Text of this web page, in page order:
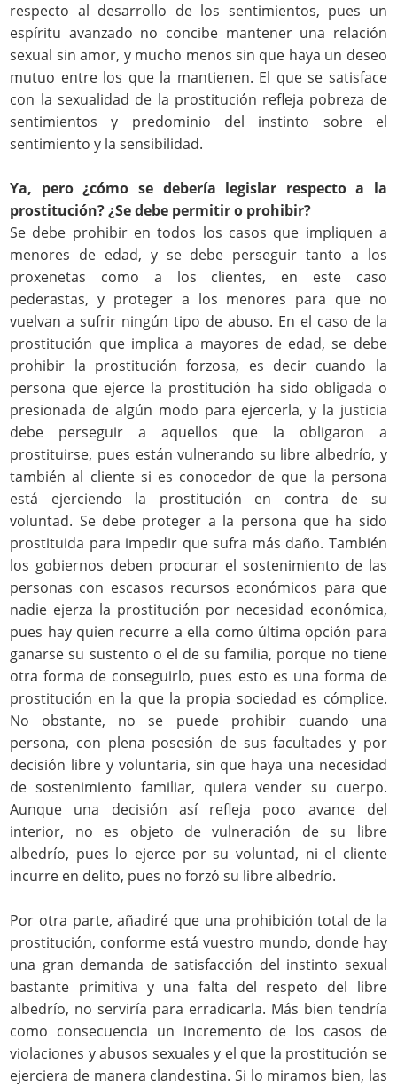
respecto al desarrollo de los sentimientos, pues un
espíritu avanzado no concibe mantener una relación
sexual sin amor, y mucho menos sin que haya un deseo
mutuo entre los que la mantienen. El que se satisface
con la sexualidad de la prostitución refleja pobreza de
sentimientos y predominio del instinto sobre el
sentimiento y la sensibilidad.
Ya, pero ¿cómo se debería legislar respecto a la
prostitución? ¿Se debe permitir o prohibir?
Se debe prohibir en todos los casos que impliquen a
menores de edad, y se debe perseguir tanto a los
proxenetas como a los clientes, en este caso
pederastas, y proteger a los menores para que no
vuelvan a sufrir ningún tipo de abuso. En el caso de la
prostitución que implica a mayores de edad, se debe
prohibir la prostitución forzosa, es decir cuando la
persona que ejerce la prostitución ha sido obligada o
presionada de algún modo para ejercerla, y la justicia
debe perseguir a aquellos que la obligaron a
prostituirse, pues están vulnerando su libre albedrío, y
también al cliente si es conocedor de que la persona
está ejerciendo la prostitución en contra de su
voluntad. Se debe proteger a la persona que ha sido
prostituida para impedir que sufra más daño. También
los gobiernos deben procurar el sostenimiento de las
personas con escasos recursos económicos para que
nadie ejerza la prostitución por necesidad económica,
pues hay quien recurre a ella como última opción para
ganarse su sustento o el de su familia, porque no tiene
otra forma de conseguirlo, pues esto es una forma de
prostitución en la que la propia sociedad es cómplice.
No obstante, no se puede prohibir cuando una
persona, con plena posesión de sus facultades y por
decisión libre y voluntaria, sin que haya una necesidad
de sostenimiento familiar, quiera vender su cuerpo.
Aunque una decisión así refleja poco avance del
interior, no es objeto de vulneración de su libre
albedrío, pues lo ejerce por su voluntad, ni el cliente
incurre en delito, pues no forzó su libre albedrío.
Por otra parte, añadiré que una prohibición total de la
prostitución, conforme está vuestro mundo, donde hay
una gran demanda de satisfacción del instinto sexual
bastante primitiva y una falta del respeto del libre
albedrío, no serviría para erradicarla. Más bien tendría
como consecuencia un incremento de los casos de
violaciones y abusos sexuales y el que la prostitución se
ejerciera de manera clandestina. Si lo miramos bien, las